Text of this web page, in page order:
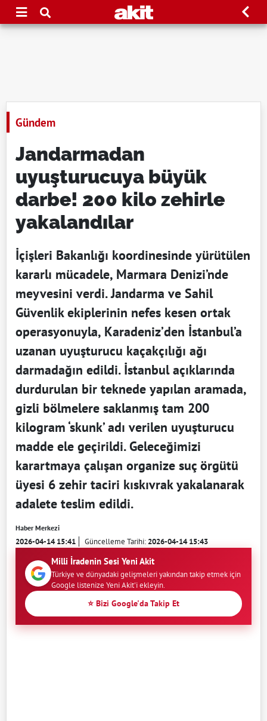
Gündem
Jandarmadan
uyuşturucuya büyük
darbe! 200 kilo zehirle
yakalandılar
İçişleri Bakanlığı koordinesinde yürütülen
kararlı mücadele, Marmara Denizi’nde
meyvesini verdi. Jandarma ve Sahil
Güvenlik ekiplerinin nefes kesen ortak
operasyonuyla, Karadeniz’den İstanbul’a
uzanan uyuşturucu kaçakçılığı ağı
darmadağın edildi. İstanbul açıklarında
durdurulan bir teknede yapılan aramada,
gizli bölmelere saklanmış tam 200
kilogram ‘skunk’ adı verilen uyuşturucu
madde ele geçirildi. Geleceğimizi
karartmaya çalışan organize suç örgütü
üyesi 6 zehir taciri kıskıvrak yakalanarak
adalete teslim edildi.
Haber Merkezi
2026-04-14 15:41 Güncelleme Tarihi:2026-04-14 15:43
Milli İradenin Sesi Yeni Akit
Türkiye ve dünyadaki gelişmeleri yakından takip etmek için
Google listenize Yeni Akit'i ekleyin.
⭐ Bizi Google'da Takip Et